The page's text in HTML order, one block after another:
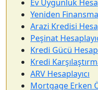
Ev Uygunluk
Yeniden
Arazi Kredisi
Peşinat
Kredi Gücü
Kredi
ARV Hesaplayıcı
Mortgage Erken